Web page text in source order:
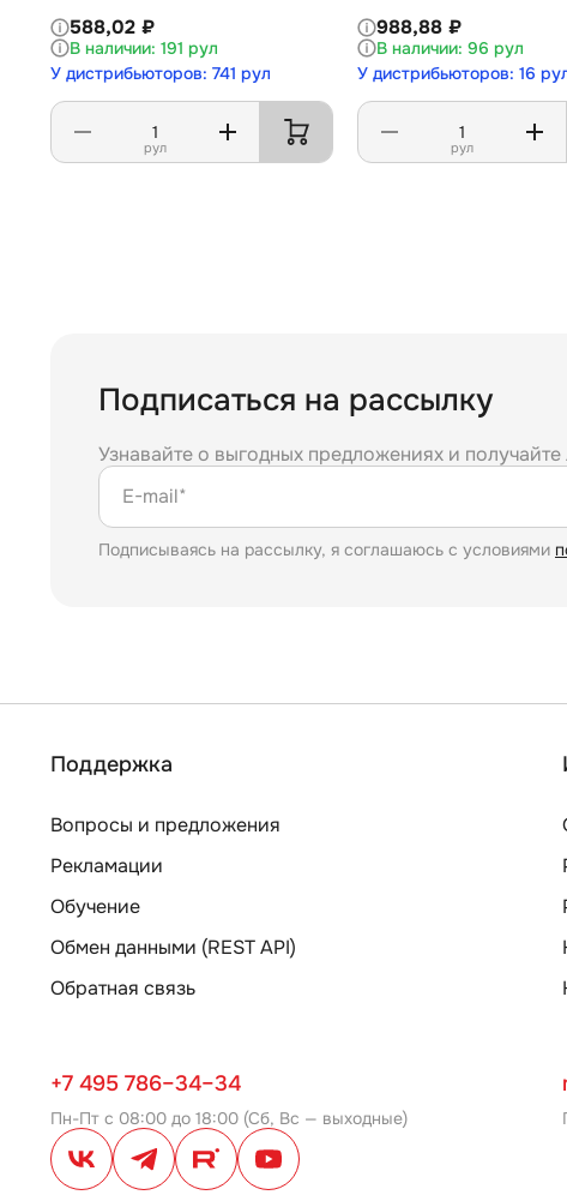
588,02 ₽
191 рул
У дистрибьюторов: 741 рул
рул
988,88 ₽
96 рул
У дистрибьюторов: 16
рул
Подписаться на рассылку
Узнавайте о выгодных предложениях и
E-mail*
Подписываясь на рассылку, я соглашаюсь с условиями
Поддержка
Вопросы и предложения
Рекламации
Обучение
Обмен данными (REST API)
Обратная связь
+7 495 786–34–34
Пн-Пт с 08:00 до 18:00 (Сб, Вс — выходные)